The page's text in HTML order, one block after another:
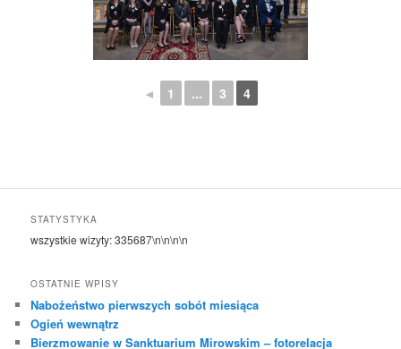
◄ 1 ... 3 4
STATYSTYKA
wszystkie wizyty:335687\n\n\n\n
OSTATNIE WPISY
Nabożeństwo pierwszych sobót miesiąca
Ogień wewnątrz
Bierzmowanie w Sanktuarium Mirowskim – fotorelacja